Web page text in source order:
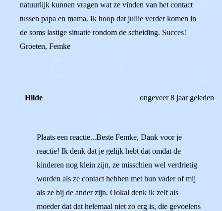
natuurlijk kunnen vragen wat ze vinden van het contact
tussen papa en mama. Ik hoop dat jullie verder komen in
de soms lastige situatie rondom de scheiding. Succes!
Groeten, Femke
Hilde ongeveer 8 jaar geleden
Plaats een reactie...Beste Femke, Dank voor je
reactie! Ik denk dat je gelijk hebt dat omdat de
kinderen nog klein zijn, ze misschien wel verdrietig
worden als ze contact hebben met hun vader of mij
als ze bij de ander zijn. Ookal denk ik zelf als
moeder dat dat helemaal niet zo erg is, die gevoelens